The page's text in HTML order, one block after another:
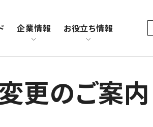
企業情報 お役立ち情報
更のご案内